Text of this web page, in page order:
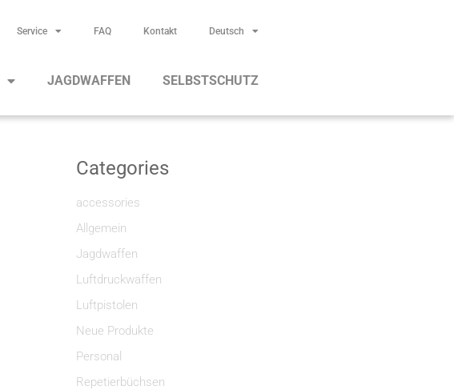
Service FAQ Kontakt Deutsch
JAGDWAFFEN SELBSTSCHUTZ
Categories
accessories
Allgemein
Jagdwaffen
Luftdruckwaffen
Luftpistolen
Neue Produkte
Personal
Repetierbüchsen